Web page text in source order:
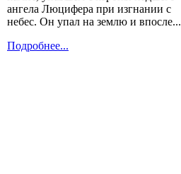
ангела Люцифера при изгнании с
небес. Он упал на землю и впосле...
Подробнее...